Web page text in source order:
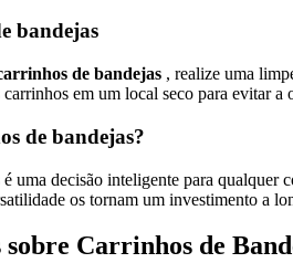
bandejas
de bandejas , realize uma
em um local seco para evitar a
de bandejas?
é uma decisão inteligente para qualquer
os tornam um investimento a
Carrinhos de